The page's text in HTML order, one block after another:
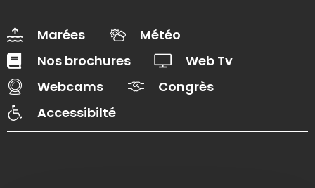
Marées
Météo
Nos brochures
Web Tv
Webcams
Congrès
Accessibilté